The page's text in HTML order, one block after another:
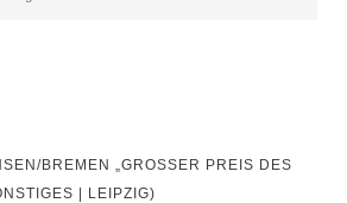
BREMEN „GROSSER PREIS DES M
| LEIPZIG)